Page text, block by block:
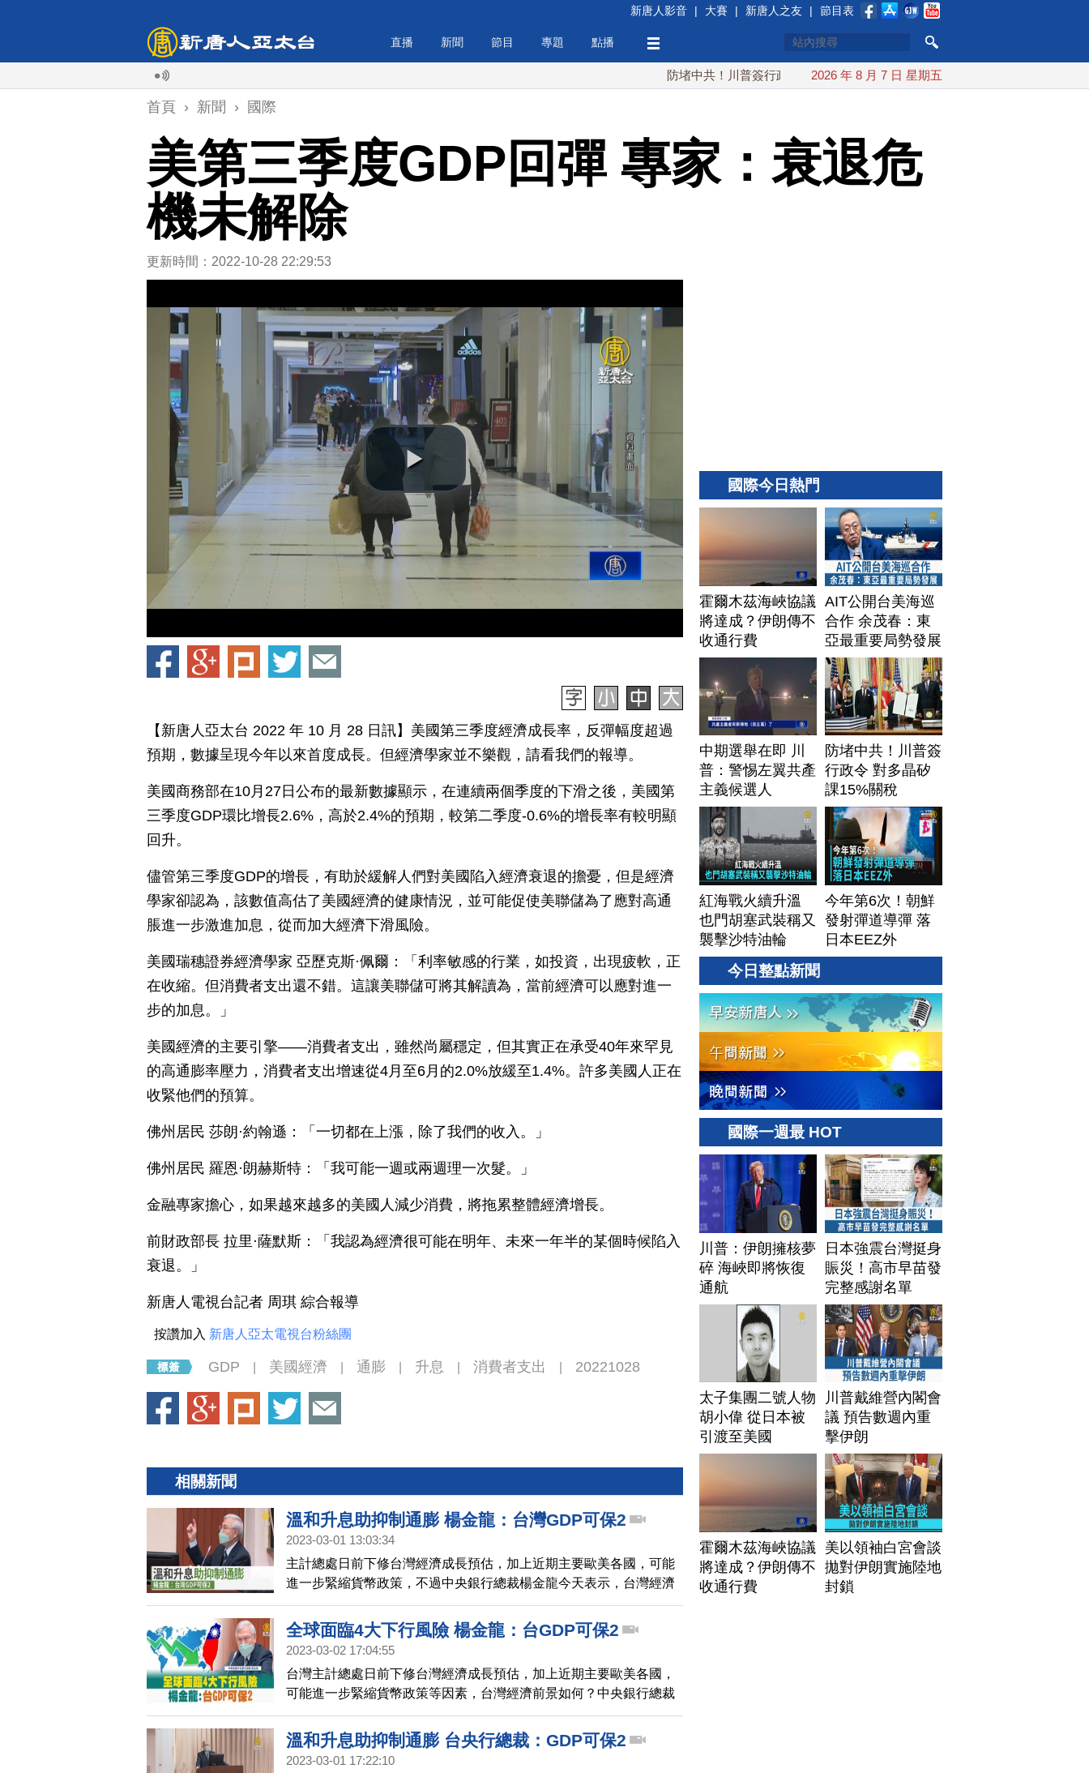
新唐人影音 | 大賽 | 新唐人之友 | 節目表
直播 新聞 節目 專題 點播
防堵中共！川普簽行政令 對多晶矽課15%關稅 日本氣象廳緊盯白海豚颱風 台灣最
2026 年 8 月 7 日 星期五
首頁 › 新聞 › 國際
美第三季度GDP回彈 專家：衰退危
機未解除
更新時間：2022-10-28 22:29:53
【新唐人亞太台 2022 年 10 月 28 日訊】美國第三季度經濟成長率，反彈幅度超過
預期，數據呈現今年以來首度成長。但經濟學家並不樂觀，請看我們的報導。
美國商務部在10月27日公布的最新數據顯示，在連續兩個季度的下滑之後，美國第
三季度GDP環比增長2.6%，高於2.4%的預期，較第二季度-0.6%的增長率有較明顯
回升。
儘管第三季度GDP的增長，有助於緩解人們對美國陷入經濟衰退的擔憂，但是經濟
學家卻認為，該數值高估了美國經濟的健康情況，並可能促使美聯儲為了應對高通
脹進一步激進加息，從而加大經濟下滑風險。
美國瑞穗證券經濟學家 亞歷克斯·佩爾：「利率敏感的行業，如投資，出現疲軟，正
在收縮。但消費者支出還不錯。這讓美聯儲可將其解讀為，當前經濟可以應對進一
步的加息。」
美國經濟的主要引擎——消費者支出，雖然尚屬穩定，但其實正在承受40年來罕見
的高通膨率壓力，消費者支出增速從4月至6月的2.0%放緩至1.4%。許多美國人正在
收緊他們的預算。
佛州居民 莎朗·約翰遜：「一切都在上漲，除了我們的收入。」
佛州居民 羅恩·朗赫斯特：「我可能一週或兩週理一次髮。」
金融專家擔心，如果越來越多的美國人減少消費，將拖累整體經濟增長。
前財政部長 拉里·薩默斯：「我認為經濟很可能在明年、未來一年半的某個時候陷入
衰退。」
新唐人電視台記者 周琪 綜合報導
按讚加入 新唐人亞太電視台粉絲團
GDP 美國經濟 通膨 升息 消費者支出 20221028
相關新聞
溫和升息助抑制通膨 楊金龍：台灣GDP可保2
2023-03-01 13:03:34
主計總處日前下修台灣經濟成長預估，加上近期主要歐美各國，可能
進一步緊縮貨幣政策，不過中央銀行總裁楊金龍今天表示，台灣經濟
成長率「保2」沒有問題，也不會陷入停滯性通膨。
全球面臨4大下行風險 楊金龍：台GDP可保2
2023-03-02 17:04:55
台灣主計總處日前下修台灣經濟成長預估，加上近期主要歐美各國，
可能進一步緊縮貨幣政策等因素，台灣經濟前景如何？中央銀行總裁
楊金龍今天（1日）表示，台灣經濟成長率「保2」沒有問題，也不會
陷入停滯性通膨。
溫和升息助抑制通膨 台央行總裁：GDP可保2
2023-03-01 17:22:10
國際今日熱門
霍爾木茲海峽協議
將達成？伊朗傳不
收通行費
AIT公開台美海巡
合作 余茂春：東
亞最重要局勢發展
中期選舉在即 川
普：警惕左翼共產
主義候選人
防堵中共！川普簽
行政令 對多晶矽
課15%關稅
紅海戰火續升溫
也門胡塞武裝稱又
襲擊沙特油輪
今年第6次！朝鮮
發射彈道導彈 落
日本EEZ外
今日整點新聞
國際一週最 HOT
川普：伊朗擁核夢
碎 海峽即將恢復
通航
日本強震台灣挺身
賑災！高市早苗發
完整感謝名單
太子集團二號人物
胡小偉 從日本被
引渡至美國
川普戴維營內閣會
議 預告數週內重
擊伊朗
霍爾木茲海峽協議
將達成？伊朗傳不
收通行費
美以領袖白宮會談
拋對伊朗實施陸地
封鎖